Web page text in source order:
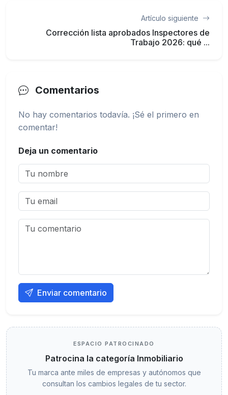
Artículo siguiente
Corrección lista aprobados Inspectores de
Trabajo 2026: qué ...
Comentarios
No hay comentarios todavía. ¡Sé el primero en
comentar!
Deja un comentario
Enviar comentario
ESPACIO PATROCINADO
Patrocina la categoría Inmobiliario
Tu marca ante miles de empresas y autónomos que
consultan los cambios legales de tu sector.